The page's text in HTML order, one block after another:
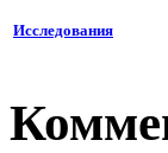
Исследования